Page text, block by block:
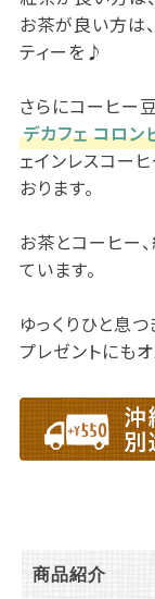
お茶が良い方は
ティーを♪
さらにコーヒー
デカフェ コロン
ェインレスコー
おります。
お茶とコーヒー
ています。
ゆっくりひと息
プレゼントにもオ
商品紹介